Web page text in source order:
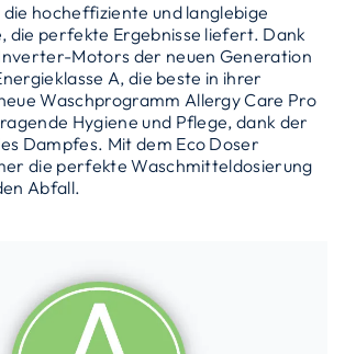
hocheffiziente und langlebige
die perfekte Ergebnisse liefert. Dank
Motors der neuen Generation
A, die beste in ihrer
Waschprogramm Allergy Care Pro
Hygiene und Pflege, dank der
Dampfes. Mit dem Eco Doser
die perfekte Waschmitteldosierung
Abfall.